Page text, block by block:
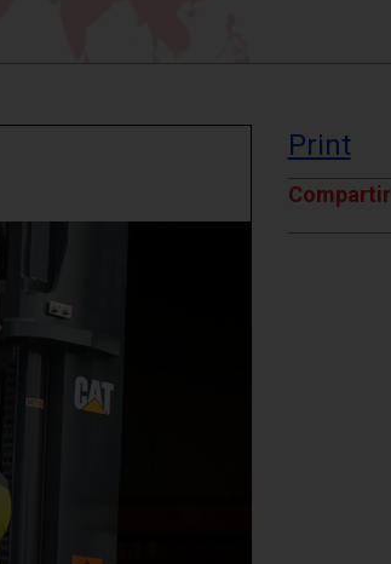
Print
Compartir